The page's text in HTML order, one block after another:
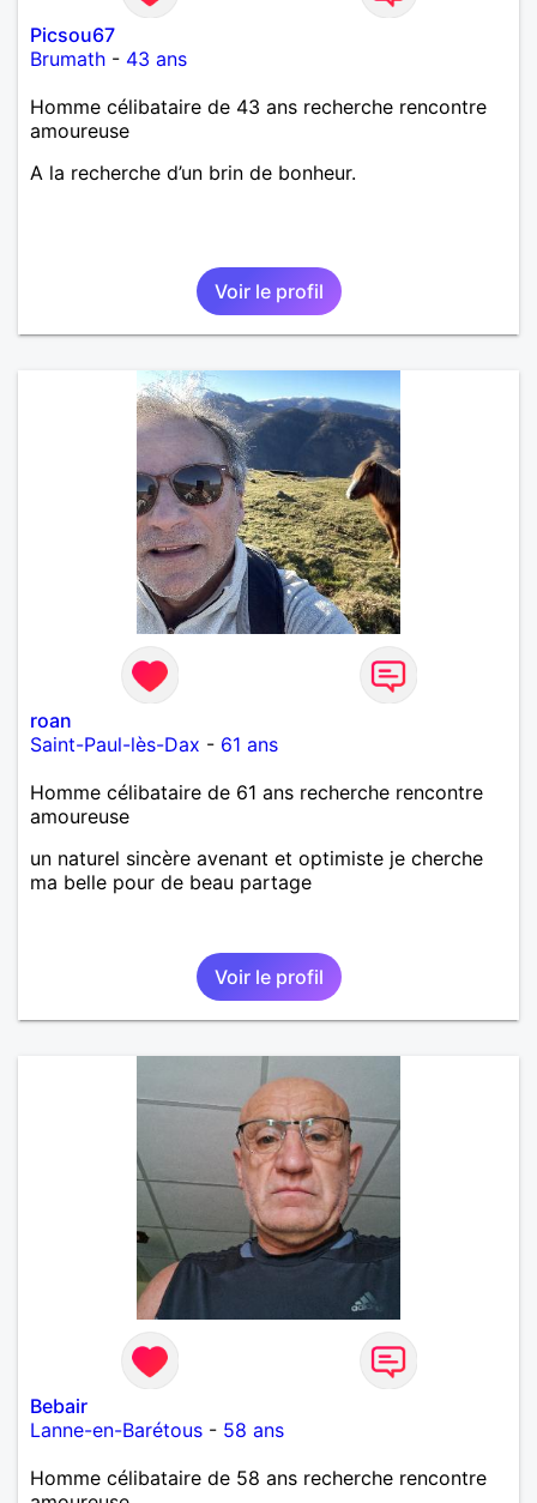
Picsou67
Brumath - 43 ans
Homme célibataire de 43 ans recherche rencontre
amoureuse
A la recherche d’un brin de bonheur.
Voir le profil
roan
Saint-Paul-lès-Dax - 61 ans
Homme célibataire de 61 ans recherche rencontre
amoureuse
un naturel sincère avenant et optimiste je cherche
ma belle pour de beau partage
Voir le profil
Bebair
Lanne-en-Barétous - 58 ans
Homme célibataire de 58 ans recherche rencontre